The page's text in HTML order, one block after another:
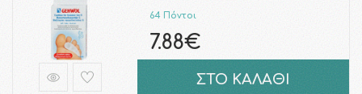
64 Πόντοι
7.88€
ΣΤΟ ΚΑΛΑΘΙ